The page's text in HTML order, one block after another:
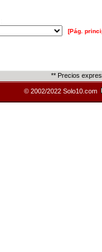
[Pág.
** Precios
© 2002/2022 Solo10.com